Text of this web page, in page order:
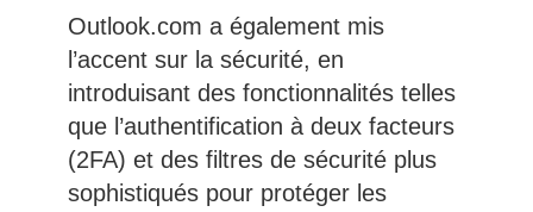
Outlook.com a également mis
l’accent sur la sécurité, en
introduisant des fonctionnalités telles
que l’authentification à deux facteurs
(2FA) et des filtres de sécurité plus
sophistiqués pour protéger les